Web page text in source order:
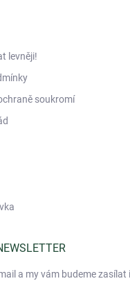
levněji!
soukromí
a my vám budeme